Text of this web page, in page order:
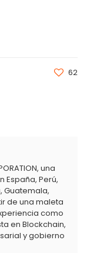
62
una
España, Perú,
Guatemala,
de una maleta
como
en Blockchain,
y gobierno